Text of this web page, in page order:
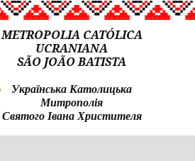
METROPOLIA CATÓLICA
UCRANIANA
SÃO JOÃO BATISTA
Українська Католицька
Митрополія
Святого Івана Христителя